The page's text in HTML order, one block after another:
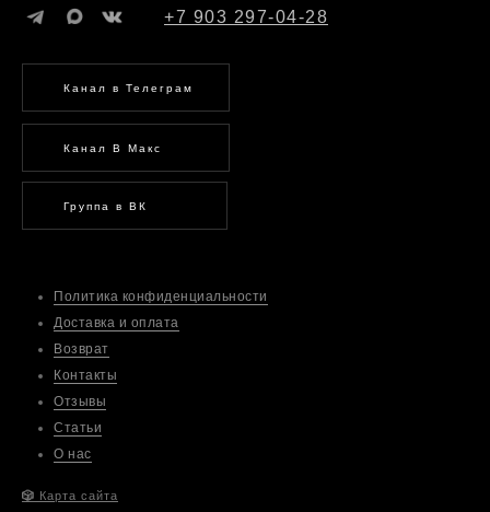
Политика конфиденциальности
Доставка и оплата
Возврат
Контакты
Отзывы
Статьи
О нас
+7 903 297-04-28
Канал В Макс
Группа в ВК
Канал в Телеграм
🎲 Карта сайта